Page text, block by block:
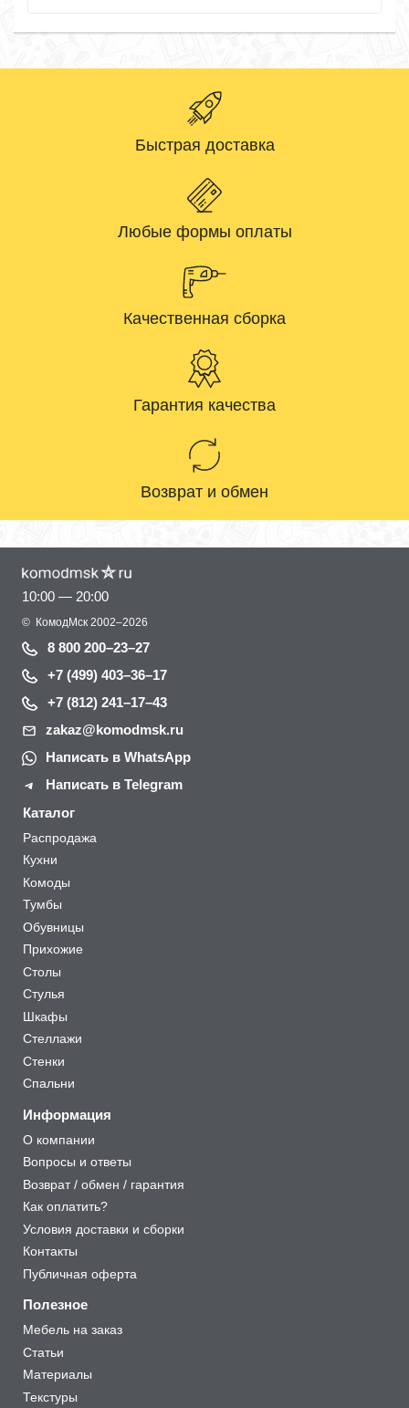
Быстрая доставка
Любые формы оплаты
Качественная сборка
Гарантия качества
Возврат и обмен
10:00 — 20:00
© КомодМск 2002–2026
8 800 200–23–27
+7 (499) 403–36–17
+7 (812) 241–17–43
zakaz@komodmsk.ru
Написать в WhatsApp
Написать в Telegram
Каталог
Распродажа
Кухни
Комоды
Тумбы
Обувницы
Прихожие
Столы
Стулья
Шкафы
Стеллажи
Стенки
Спальни
Информация
О компании
Вопросы и ответы
Возврат / обмен / гарантия
Как оплатить?
Условия доставки и сборки
Контакты
Публичная оферта
Полезное
Мебель на заказ
Статьи
Материалы
Текстуры